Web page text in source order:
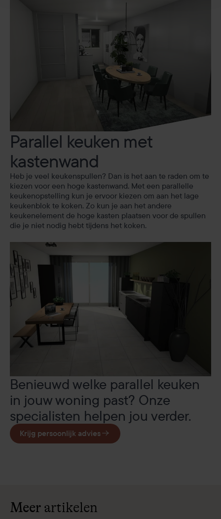
Parallel keuken met
kastenwand
Heb je veel keukenspullen? Dan is het aan te raden om te
kiezen voor een hoge kastenwand. Met een parallelle
keukenopstelling kun je ervoor kiezen om aan het lage
keukenblok te koken. Zo kun je aan het andere
keukenelement de hoge kasten plaatsen voor de spullen
die je niet nodig hebt tijdens het koken.
Benieuwd welke parallel keuken
in jouw woning past? Onze
specialisten helpen jou verder.
Krijg persoonlijk advies
Meer artikelen